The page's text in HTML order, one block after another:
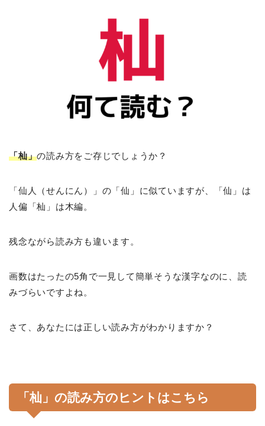
「杣」の読み方をご存じでしょうか？
「仙人（せんにん）」の「仙」に似ていますが、「仙」は
人偏「杣」は木編。
残念ながら読み方も違います。
画数はたったの5角で一見して簡単そうな漢字なのに、読
みづらいですよね。
さて、あなたには正しい読み方がわかりますか？
「杣」の読み方のヒントはこちら